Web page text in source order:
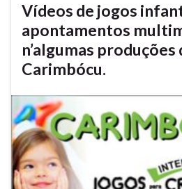
Vídeos de jogos
apontamentos
n’algumas produções
Carimbócu.